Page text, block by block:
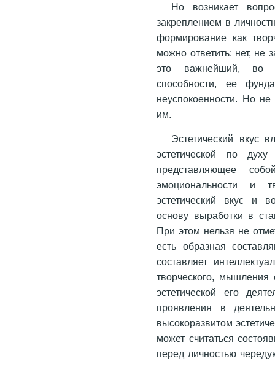
Но возникает
закреплением в
формирование как
можно ответить: нет, не
это важнейший, во
способности, ее
неуспокоенности. Но не
им.
Эстетический вкус
эстетической по
представляющее
эмоциональности и
эстетический вкус и
основу выработки в
При этом нельзя не
есть образная
составляет
творческого,
эстетической его
проявления в
высокоразвитом
может считаться
перед личностью